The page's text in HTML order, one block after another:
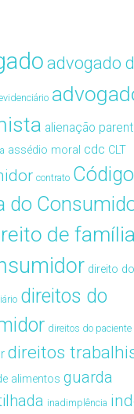
advogado
alienação
assédio moral cdc CLT
contrato
do
de família
direito
direitos do
direitos do paciente
direitos
alimentos guarda
inadimplência